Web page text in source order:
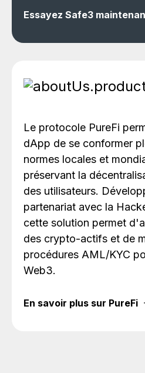
Essayez Safe3
Le protocole PureFi
dApp de se conformer
normes locales et
préservant la
des utilisateurs.
partenariat avec la
cette solution permet
des crypto-actifs et de
procédures AML/KYC
Web3.
En savoir plus sur PureFi